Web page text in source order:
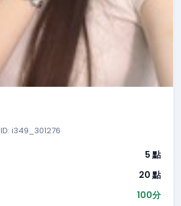
ID: i349_301276
5 點
20 點
100分